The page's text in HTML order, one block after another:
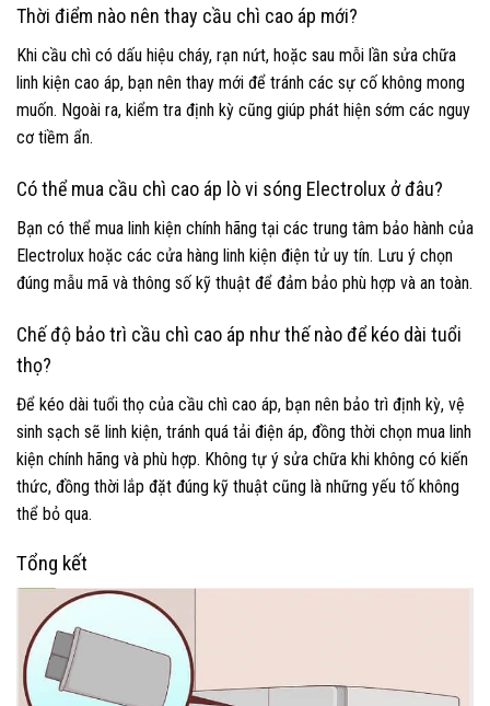
Thời điểm nào nên thay cầu chì cao áp mới?
Khi cầu chì có dấu hiệu cháy, rạn nứt, hoặc sau mỗi lần sửa chữa
linh kiện cao áp, bạn nên thay mới để tránh các sự cố không mong
muốn. Ngoài ra, kiểm tra định kỳ cũng giúp phát hiện sớm các nguy
cơ tiềm ẩn.
Có thể mua cầu chì cao áp lò vi sóng Electrolux ở đâu?
Bạn có thể mua linh kiện chính hãng tại các trung tâm bảo hành của
Electrolux hoặc các cửa hàng linh kiện điện tử uy tín. Lưu ý chọn
đúng mẫu mã và thông số kỹ thuật để đảm bảo phù hợp và an toàn.
Chế độ bảo trì cầu chì cao áp như thế nào để kéo dài tuổi
thọ?
Để kéo dài tuổi thọ của cầu chì cao áp, bạn nên bảo trì định kỳ, vệ
sinh sạch sẽ linh kiện, tránh quá tải điện áp, đồng thời chọn mua linh
kiện chính hãng và phù hợp. Không tự ý sửa chữa khi không có kiến
thức, đồng thời lắp đặt đúng kỹ thuật cũng là những yếu tố không
thể bỏ qua.
Tổng kết